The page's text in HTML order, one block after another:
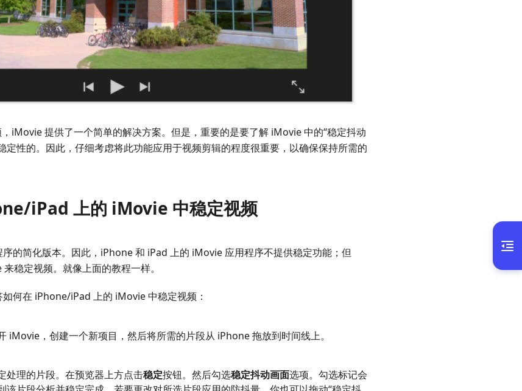
iMovie 提供了一个简单的解决方案。但是，重要的是要了解 iMovie 中的“稳定抖动
定性的。因此，仔细考虑将此功能应用于视频剪辑的程度很重要，以确保保持所需的
iPad 上的 iMovie 中稳定视频
的简化版本。因此，iPhone 和 iPad 上的 iMovie 应用程序不提供稳定功能；但
稳定视频。就像上面的教程一样。
何在 iPhone/iPad 上的 iMovie 中稳定视频：
iMovie，创建一个新项目，然后将所需的片段从 iPhone 拖放到时间线上。
处理的片段。在预览器上方点击稳定按钮。然后勾选稳定抖动画面选项。勾选标记会